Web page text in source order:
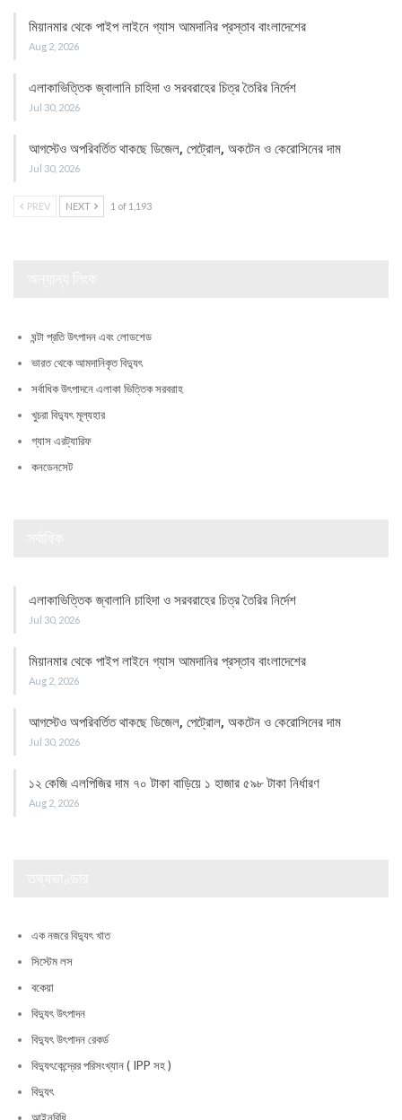
মিয়ানমার থেকে পাইপ লাইনে গ্যাস আমদানির প্রস্তাব বাংলাদেশের
Aug 2, 2026
এলাকাভিত্তিক জ্বালানি চাহিদা ও সরবরাহের চিত্র তৈরির নির্দেশ
Jul 30, 2026
আগস্টেও অপরিবর্তিত থাকছে ডিজেল, পেট্রোল, অকটেন ও কেরোসিনের দাম
Jul 30, 2026
PREV NEXT 1 of 1,193
ঘন্টা প্রতি উৎপাদন এবং লোডশেড
ভারত থেকে আমদানিকৃত বিদ্যুৎ
সর্বাধিক উৎপাদনে এলাকা ভিত্তিক সরবরাহ
খুচরা বিদ্যুৎ মূল্যহার
গ্যাস এরট্যারিফ
কনডেনসেট
এলাকাভিত্তিক জ্বালানি চাহিদা ও সরবরাহের চিত্র তৈরির নির্দেশ
Jul 30, 2026
মিয়ানমার থেকে পাইপ লাইনে গ্যাস আমদানির প্রস্তাব বাংলাদেশের
Aug 2, 2026
আগস্টেও অপরিবর্তিত থাকছে ডিজেল, পেট্রোল, অকটেন ও কেরোসিনের দাম
Jul 30, 2026
১২ কেজি এলপিজির দাম ৭০ টাকা বাড়িয়ে ১ হাজার ৫৯৮ টাকা নির্ধারণ
Aug 2, 2026
এক নজরে বিদ্যুৎ খাত
সিস্টেম লস
বকেয়া
বিদ্যুৎ উৎপাদন
বিদ্যুৎ উৎপাদন রেকর্ড
বিদ্যুৎকেন্দ্রের পরিসংখ্যান ( IPP সহ )
বিদ্যুৎ